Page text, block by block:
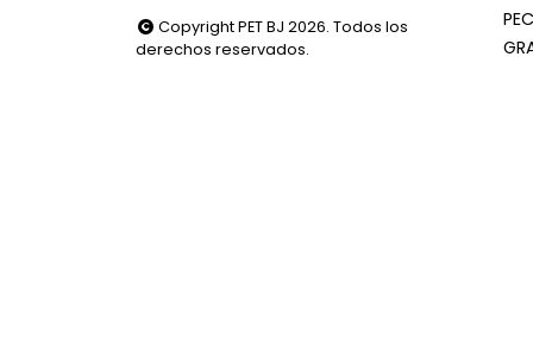
Copyright PET BJ 2026. Todos los
derechos reservados.